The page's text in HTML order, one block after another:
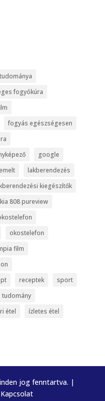
fogyókúra
fogyás egészségesen
google
lakberendezés
kiegészítők
808 pureview
okostelefon
film
receptek
sport
tudomány
étel ízletes étel
jog fenntartva. |
Kapcsolat